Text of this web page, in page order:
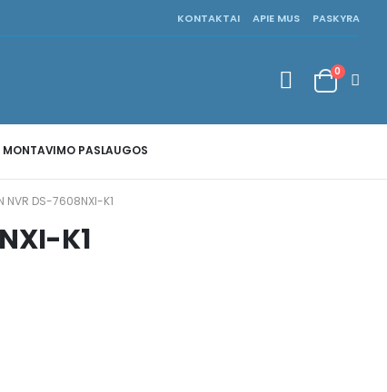
KONTAKTAI APIE MUS PASKYRA
0
MONTAVIMO PASLAUGOS
NVR DS-7608NXI-K1
K1